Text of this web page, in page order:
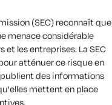
(SEC) reconnaît que
menace considérable
et les entreprises. La SEC
atténuer ce risque en
des informations
mettent en place